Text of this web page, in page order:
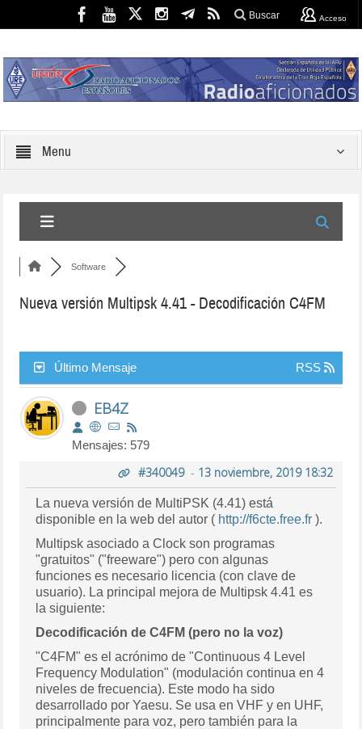
Buscar Acceso
Menu
Software
Nueva versión Multipsk 4.41 - Decodificación C4FM
Último Mensaje RSS
EB4Z
Mensajes: 579
#340049- 13 noviembre, 2019 18:32
La nueva versión de MultiPSK (4.41) está
disponible en la web del autor ( http://f6cte.free.fr).
Multipsk asociado a Clock son programas
"gratuitos" ("freeware") pero con algunas
funciones es necesario licencia (con clave de
usuario). La principal mejora de Multipsk 4.41 es
la siguiente:
Decodificación de C4FM (pero no la voz)
"C4FM" es el acrónimo de "Continuous 4 Level
Frequency Modulation" (modulación continua en 4
niveles de frecuencia). Este modo ha sido
desarrollado por Yaesu. Se usa en VHF y en UHF,
principalmente para voz, pero también para la